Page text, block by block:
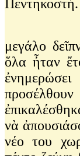
Πεντηκοστή.
μεγάλο
ὅλα ἦταν
νὰ
νέο του